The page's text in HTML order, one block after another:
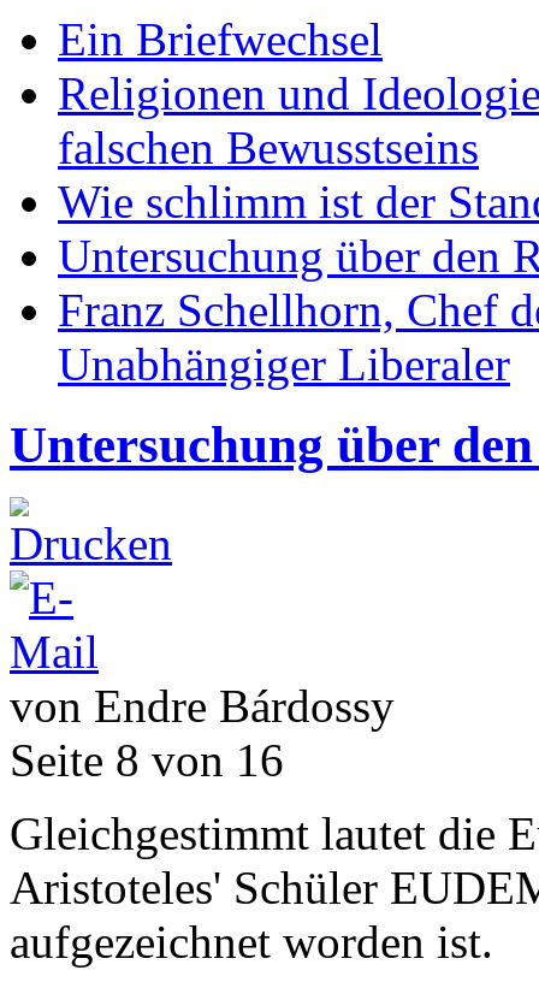
Ein Briefwechsel
Religionen und
falschen Bewusstseins
Wie schlimm ist der
Untersuchung über den
Franz Schellhorn, Chef
Unabhängiger Liberaler
Untersuchung über
von Endre Bárdossy
Seite 8 von 16
Gleichgestimmt lautet die
Aristoteles' Schüler
aufgezeichnet worden ist.